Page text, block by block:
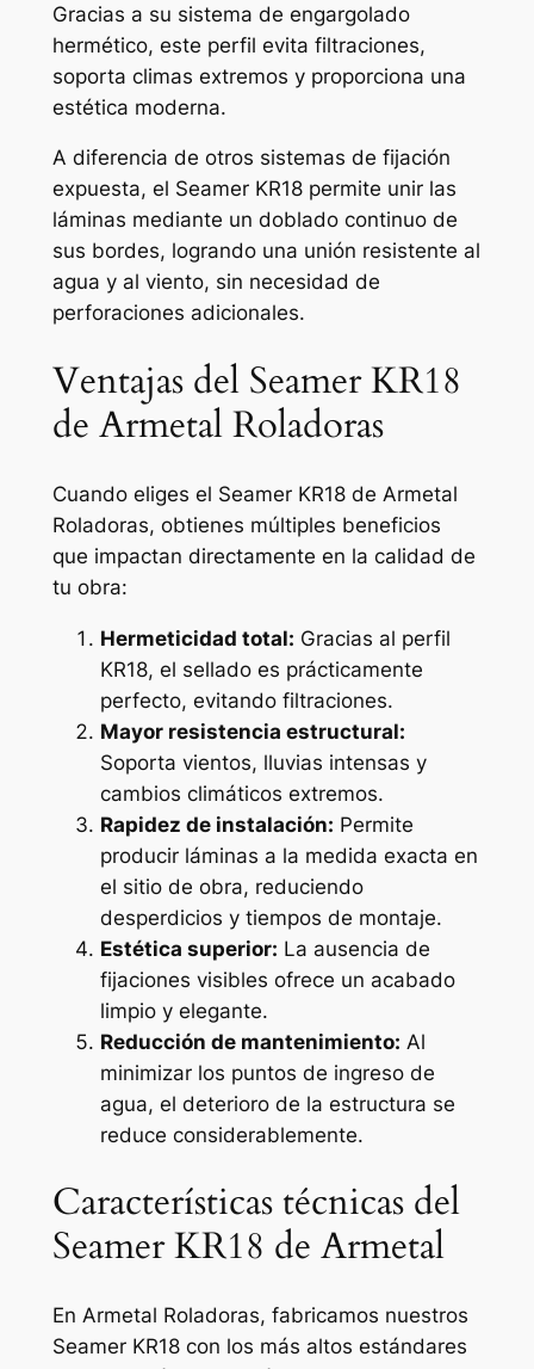
Gracias a su sistema de engargolado
hermético, este perfil evita filtraciones,
soporta climas extremos y proporciona una
estética moderna.
A diferencia de otros sistemas de fijación
expuesta, el Seamer KR18 permite unir las
láminas mediante un doblado continuo de
sus bordes, logrando una unión resistente al
agua y al viento, sin necesidad de
perforaciones adicionales.
Ventajas del Seamer KR18
de Armetal Roladoras
Cuando eliges el Seamer KR18 de Armetal
Roladoras, obtienes múltiples beneficios
que impactan directamente en la calidad de
tu obra:
Hermeticidad total: Gracias al perfil
KR18, el sellado es prácticamente
perfecto, evitando filtraciones.
Mayor resistencia estructural:
Soporta vientos, lluvias intensas y
cambios climáticos extremos.
Rapidez de instalación: Permite
producir láminas a la medida exacta en
el sitio de obra, reduciendo
desperdicios y tiempos de montaje.
Estética superior: La ausencia de
fijaciones visibles ofrece un acabado
limpio y elegante.
Reducción de mantenimiento: Al
minimizar los puntos de ingreso de
agua, el deterioro de la estructura se
reduce considerablemente.
Características técnicas del
Seamer KR18 de Armetal
En Armetal Roladoras, fabricamos nuestros
Seamer KR18 con los más altos estándares